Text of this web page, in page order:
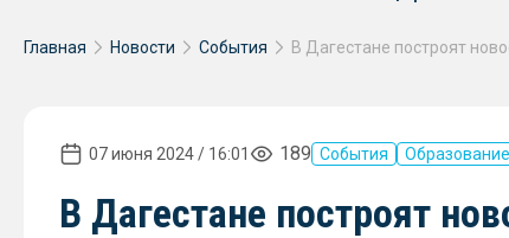
Главная Новости События
07 июня 2024 / 16:01 189 События Образование
В Дагестане построят